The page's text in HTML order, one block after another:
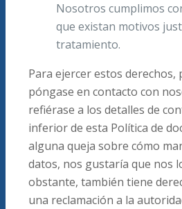
Nosotros cumplimos
que existan motivos
tratamiento.
Para ejercer estos derechos,
póngase en contacto con
refiérase a los detalles de
inferior de esta Política de
alguna queja sobre cómo
datos, nos gustaría que nos
obstante, también tiene
una reclamación a la